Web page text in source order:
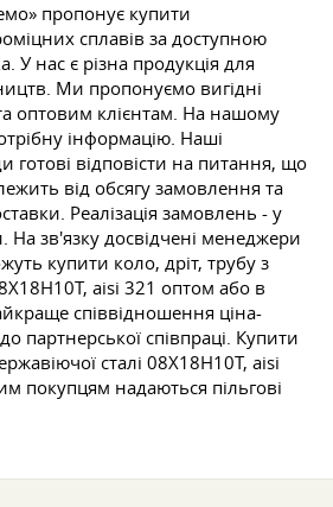
пропонує купити
сплавів за доступною
У нас є різна продукція для
Ми пропонуємо вигідні
оптовим клієнтам. На нашому
інформацію. Наші
готові відповісти на питання, що
від обсягу замовлення та
Реалізація замовлень - у
На зв'язку досвідчені менеджери
купити коло, дріт, трубу з
aisi 321 оптом або в
співвідношення ціна-
партнерської співпраці. Купити
сталі 08Х18Н10Т, aisi
покупцям надаються пільгові